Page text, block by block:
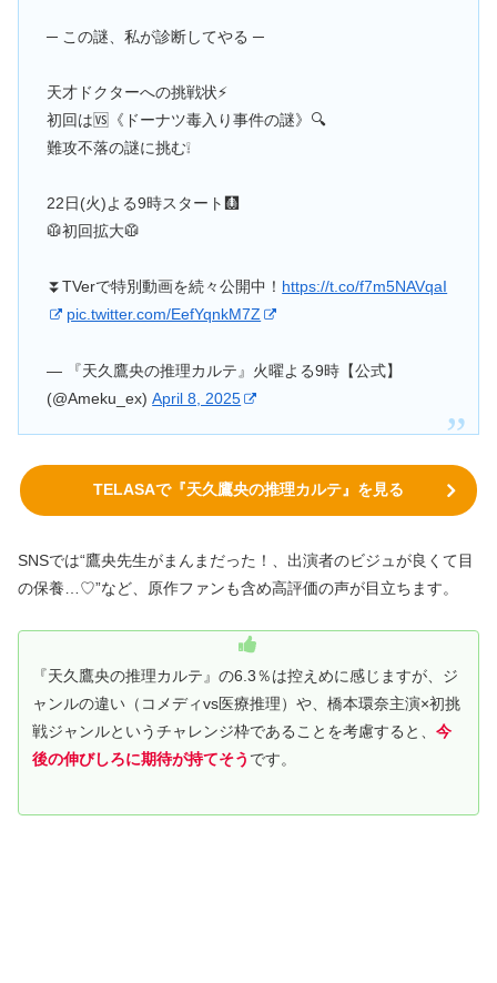
─ この謎、私が診断してやる ─
天才ドクターへの挑戦状⚡️
初回は🆚《ドーナツ毒入り事件の謎》🔍
難攻不落の謎に挑む❕
22日(火)よる9時スタート🩻
🥼初回拡大🥼
⏬TVerで特別動画を続々公開中！ https://t.co/f7m5NAVqaI
pic.twitter.com/EefYqnkM7Z
— 『天久鷹央の推理カルテ』火曜よる9時【公式】
(@Ameku_ex)April 8, 2025
TELASAで『天久鷹央の推理カルテ』を見る
SNSでは“鷹央先生がまんまだった！、出演者のビジュが良くて目
の保養…♡”など、原作ファンも含め高評価の声が目立ちます。
『天久鷹央の推理カルテ』の6.3％は控えめに感じますが、ジ
ャンルの違い（コメディvs医療推理）や、橋本環奈主演×初挑
戦ジャンルというチャレンジ枠であることを考慮すると、 今
後の伸びしろに期待が持てそう です。